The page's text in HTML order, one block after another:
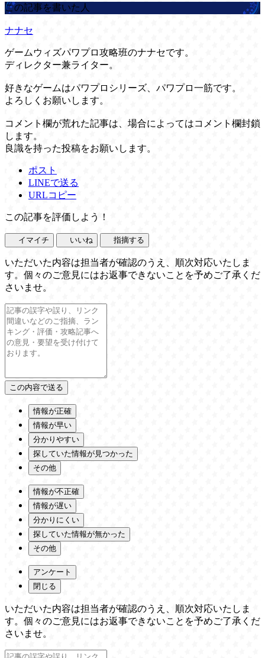
この記事を書いた人
ナナセ
ゲームウィズパワプロ攻略班のナナセです。
ディレクター兼ライター。
好きなゲームはパワプロシリーズ、パワプロ一筋です。
よろしくお願いします。
コメント欄が荒れた記事は、場合によってはコメント欄封鎖
します。
良識を持った投稿をお願いします。
ポスト
LINEで送る
URLコピー
この記事を評価しよう！
イマイチ いいね 指摘する
いただいた内容は担当者が確認のうえ、順次対応いたしま
す。個々のご意見にはお返事できないことを予めご了承くだ
さいませ。
情報が正確
情報が早い
分かりやすい
探していた情報が見つかった
その他
情報が不正確
情報が遅い
分かりにくい
探していた情報が無かった
その他
アンケート
閉じる
いただいた内容は担当者が確認のうえ、順次対応いたしま
す。個々のご意見にはお返事できないことを予めご了承くだ
さいませ。